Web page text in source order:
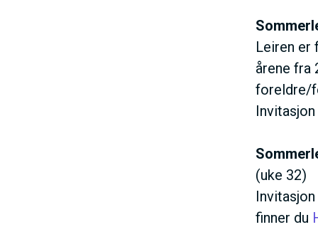
U
Leiren er
årene fra
foreldre/
(uke 32)
finner du